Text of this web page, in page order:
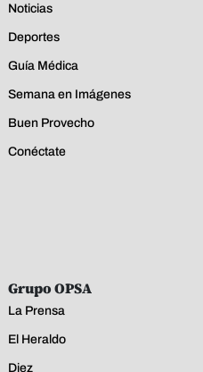
Noticias
Deportes
Guía Médica
Semana en Imágenes
Buen Provecho
Conéctate
Grupo OPSA
La Prensa
El Heraldo
Diez